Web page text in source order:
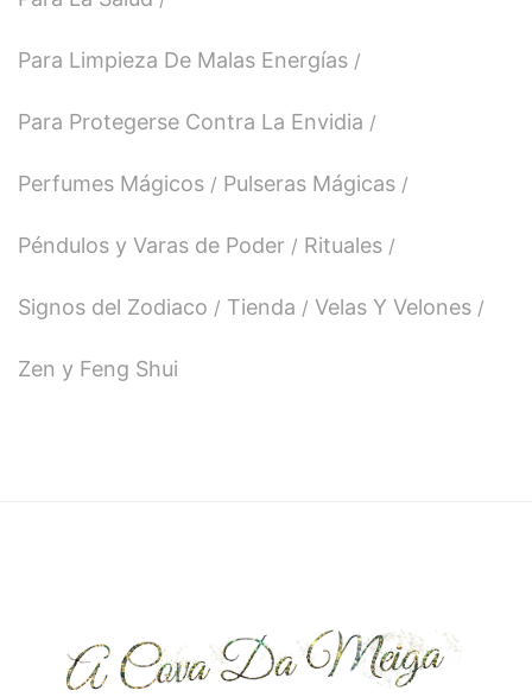
Para Limpieza De Malas Energías
Para Protegerse Contra La Envidia
Perfumes Mágicos Pulseras Mágicas
Péndulos y Varas de Poder Rituales
Signos del Zodiaco Tienda Velas Y Velones
Zen y Feng Shui